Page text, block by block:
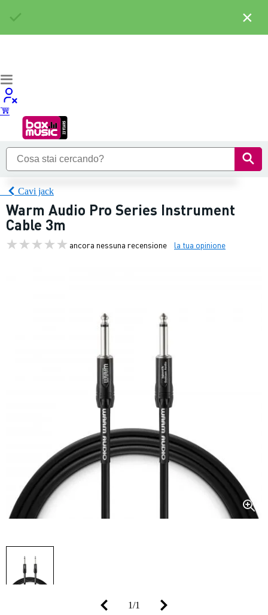
Cavi jack
Warm Audio Pro Series Instrument
Cable 3m
ancora nessuna recensione la tua opinione
1/1
×